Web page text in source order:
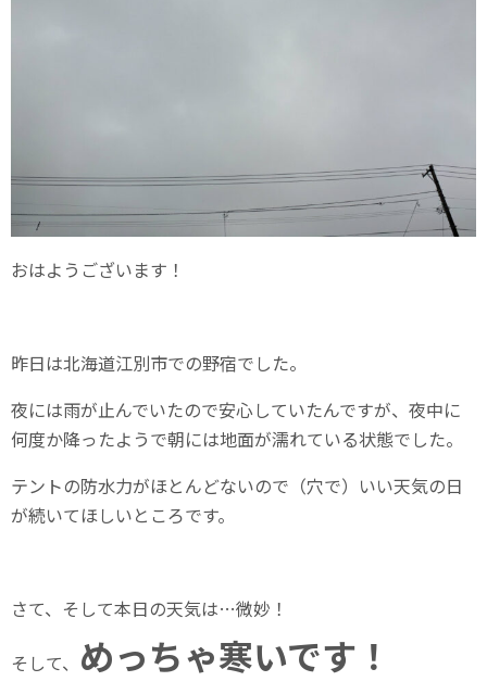
おはようございます！
昨日は北海道江別市での野宿でした。
夜には雨が止んでいたので安心していたんですが、夜中に
何度か降ったようで朝には地面が濡れている状態でした。
テントの防水力がほとんどないので（穴で）いい天気の日
が続いてほしいところです。
さて、そして本日の天気は…微妙！
そして、 めっちゃ寒いです！